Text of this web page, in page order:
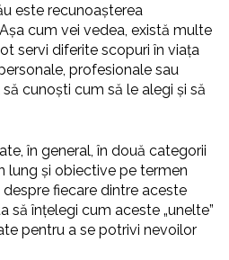
este recunoașterea
cum vei vedea, există multe
servi diferite scopuri în viața
profesionale sau
cunoști cum să le alegi și să
în general, în două categorii
lung și obiective pe termen
fiecare dintre aceste
să înțelegi cum aceste „unelte”
pentru a se potrivi nevoilor